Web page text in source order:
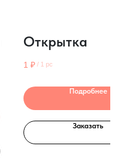
Открытка
1 ₽ / 1 pc
Подробнее
Заказать